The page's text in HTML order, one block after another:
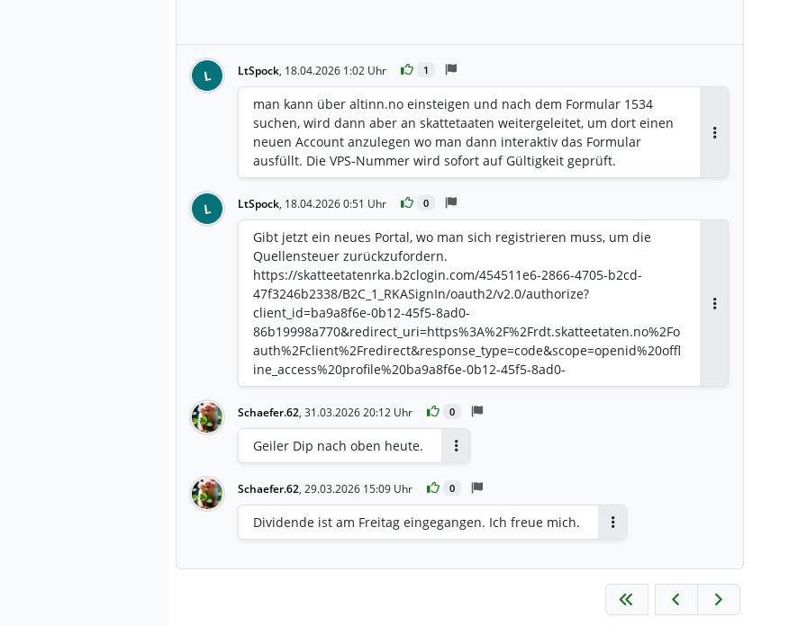
L LtSpock, 18.04.2026 1:02 Uhr 1
man kann über altinn.no einsteigen und nach dem Formular 1534
suchen, wird dann aber an skattetaaten weitergeleitet, um dort einen
neuen Account anzulegen wo man dann interaktiv das Formular
ausfüllt. Die VPS-Nummer wird sofort auf Gültigkeit geprüft.
L LtSpock, 18.04.2026 0:51 Uhr 0
Gibt jetzt ein neues Portal, wo man sich registrieren muss, um die
Quellensteuer zurückzufordern.
https://skatteetatenrka.b2clogin.com/454511e6-2866-4705-b2cd-
47f3246b2338/B2C_1_RKASignIn/oauth2/v2.0/authorize?
client_id=ba9a8f6e-0b12-45f5-8ad0-
86b19998a770&redirect_uri=https%3A%2F%2Frdt.skatteetaten.no%2Fo
auth%2Fclient%2Fredirect&response_type=code&scope=openid%20offl
ine_access%20profile%20ba9a8f6e-0b12-45f5-8ad0-
86b19998a770&state=5CHP_BcogPqWS72y5zql67A&nonce=5yx1dWSRc
eIPjudkddVEaSg&code_challenge_method=S256&code_challenge=zNUs
t0Ne3B0iR0o2lYhpPk2tnY6XYJGlG7EJWhHBjmE
Schaefer.62, 31.03.2026 20:12 Uhr 0
Geiler Dip nach oben heute.
Schaefer.62, 29.03.2026 15:09 Uhr 0
Dividende ist am Freitag eingegangen. Ich freue mich.